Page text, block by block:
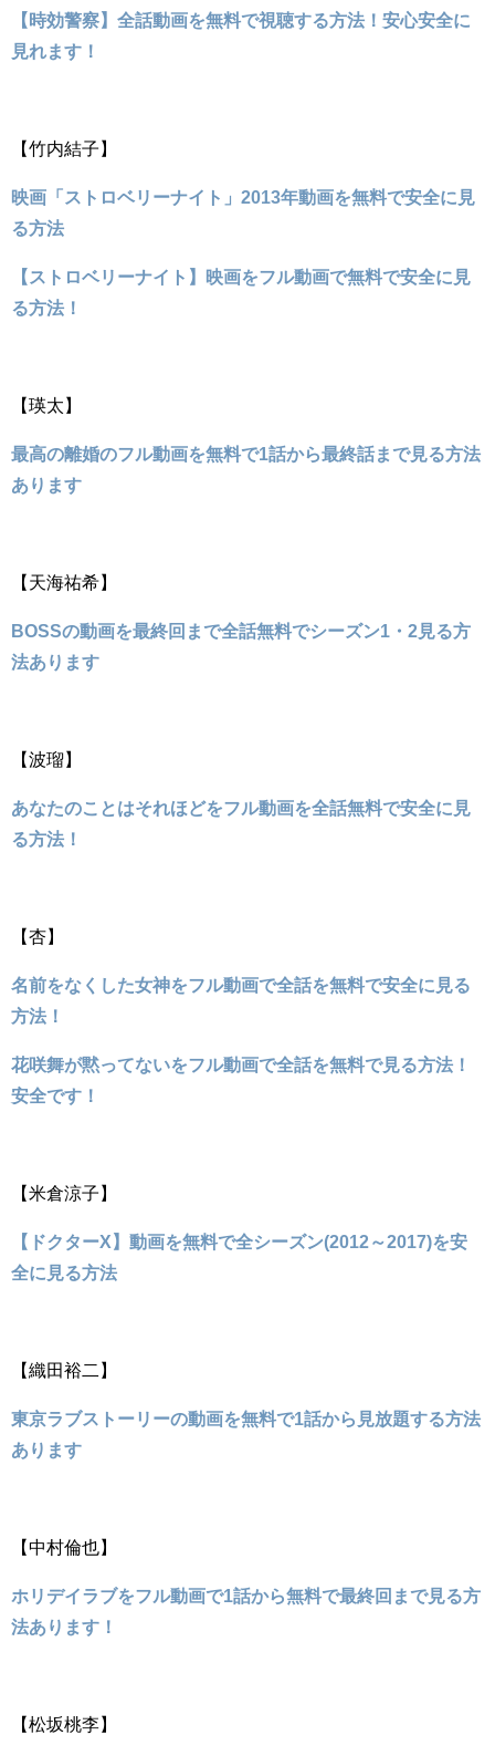
【時効警察】全話動画を無料で視聴する方法！安心安全に
見れます！
【竹内結子】
映画「ストロベリーナイト」2013年動画を無料で安全に見
る方法
【ストロベリーナイト】映画をフル動画で無料で安全に見
る方法！
【瑛太】
最高の離婚のフル動画を無料で1話から最終話まで見る方法
あります
【天海祐希】
BOSSの動画を最終回まで全話無料でシーズン1・2見る方
法あります
【波瑠】
あなたのことはそれほどをフル動画を全話無料で安全に見
る方法！
【杏】
名前をなくした女神をフル動画で全話を無料で安全に見る
方法！
花咲舞が黙ってないをフル動画で全話を無料で見る方法！
安全です！
【米倉涼子】
【ドクターX】動画を無料で全シーズン(2012～2017)を安
全に見る方法
【織田裕二】
東京ラブストーリーの動画を無料で1話から見放題する方法
あります
【中村倫也】
ホリデイラブをフル動画で1話から無料で最終回まで見る方
法あります！
【松坂桃李】